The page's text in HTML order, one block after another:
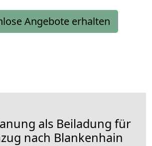
Angebote erhalten
als Beiladung für
nach Blankenhain